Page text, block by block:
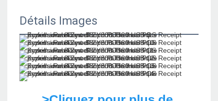
Détails Images